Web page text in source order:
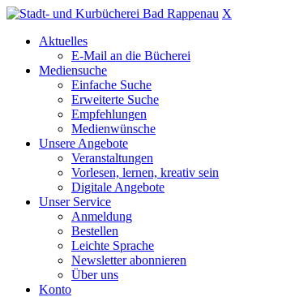
X
Aktuelles
E-Mail an die Bücherei
Mediensuche
Einfache Suche
Erweiterte Suche
Empfehlungen
Medienwünsche
Unsere Angebote
Veranstaltungen
Vorlesen, lernen, kreativ sein
Digitale Angebote
Unser Service
Anmeldung
Bestellen
Leichte Sprache
Newsletter abonnieren
Über uns
Konto